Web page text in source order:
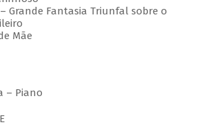
Grande Fantasia Triunfal sobre o
Mãe
– Piano